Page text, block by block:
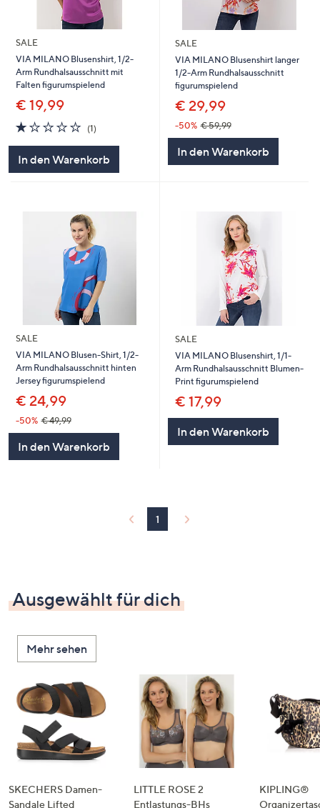
SALE
VIA MILANO Blusenshirt, 1/2-
Arm Rundhalsausschnitt mit
Falten figurumspielend
€ 19,99
1.0
von
(1)1
In den Warenkorb
SALE
VIA MILANO Blusenshirt langer
1/2-Arm Rundhalsausschnitt
figurumspielend
€ 29,99
-50% € 59,99
In den Warenkorb
SALE
VIA MILANO Blusen-Shirt, 1/2-
Arm Rundhalsausschnitt hinten
Jersey figurumspielend
€ 24,99
-50% € 49,99
In den Warenkorb
SALE
VIA MILANO Blusenshirt, 1/1-
Arm Rundhalsausschnitt Blumen-
Print figurumspielend
€ 17,99
In den Warenkorb
1
Ausgewählt für dich
Mehr sehen
SKECHERS Damen-
Sandale Lifted
LITTLE ROSE 2
Entlastungs-BHs
KIPLING®